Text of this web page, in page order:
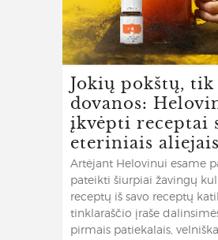
Jokių pokštų, tik
dovanos:
įkvėpti receptai
eteriniais aliejais
Artėjant Helovinui esame
pateikti šiurpiai žavingų
receptų iš savo receptų
tinklaraščio įraše
pirmais patiekalais,